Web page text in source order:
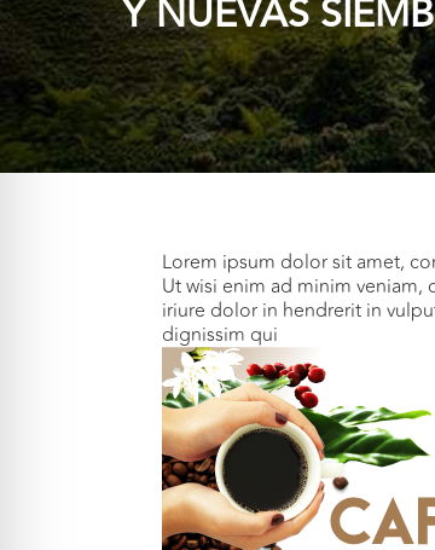
Y NUEVAS
Lorem ipsum dolor sit amet,
Ut wisi enim ad minim
iriure dolor in hendrerit in
dignissim qui